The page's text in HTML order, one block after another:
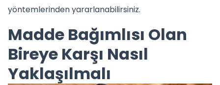
yöntemlerinden yararlanabilirsiniz.
Madde Bağımlısı Olan
Bireye Karşı Nasıl
Yaklaşılmalı